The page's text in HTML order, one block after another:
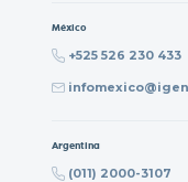
México
+525 526 230 433
Argentina
(011) 2000-3107